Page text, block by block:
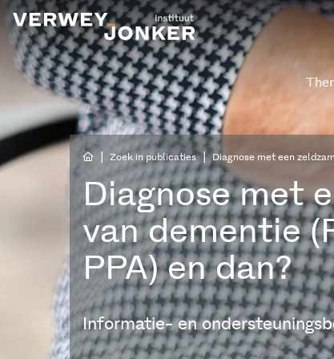
Zoek in publicaties | Diagnose met een
Diagnose met
van dementie
PPA) en dan?
Informatie- en